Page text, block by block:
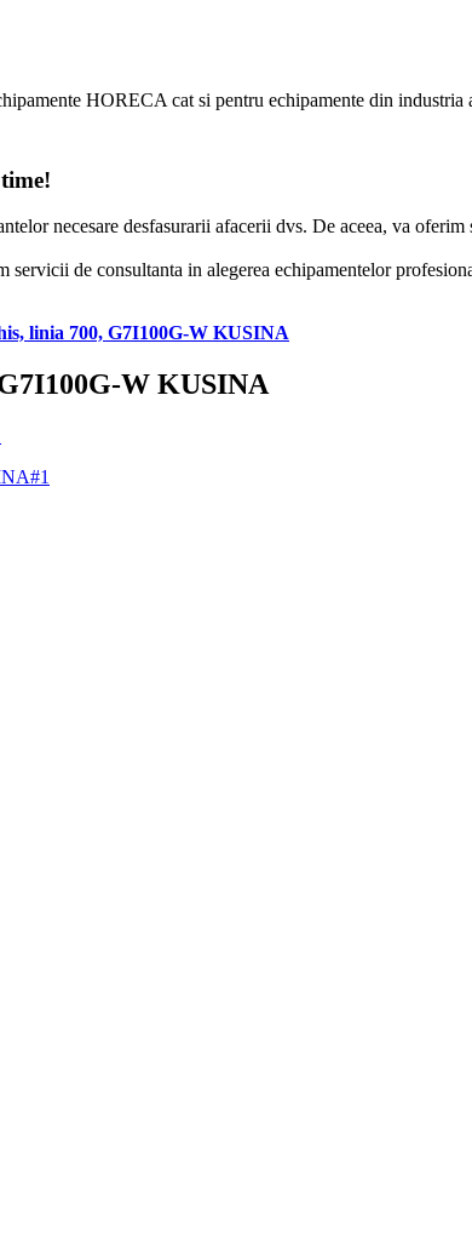
HORECA cat si pentru echipamente din
necesare desfasurarii afacerii dvs. De aceea, va
de consultanta in alegerea echipamentelor
linia 700, G7I100G-W KUSINA
W KUSINA